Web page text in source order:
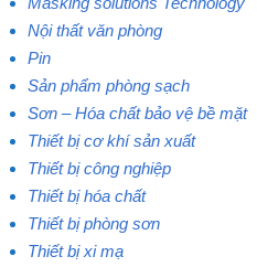
Nội thất văn phòng
Pin
Sản phẩm phòng sạch
Sơn – Hóa chất bảo vệ bề mặt
Thiết bị cơ khí sản xuất
Thiết bị công nghiệp
Thiết bị hóa chất
Thiết bị phòng sơn
Thiết bị xi mạ